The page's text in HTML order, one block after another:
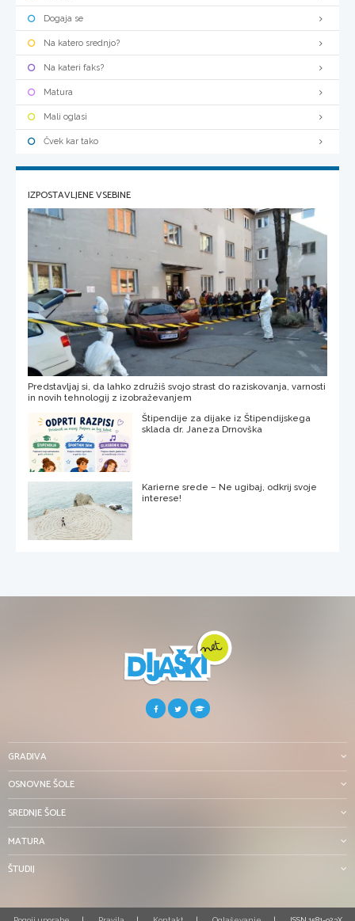
Dogaja se
Na katero srednjo?
Na kateri faks?
Matura
Mali oglasi
Čvek kar tako
IZPOSTAVLJENE VSEBINE
Predstavljaj si, da lahko združiš svojo strast do raziskovanja, varnosti
in novih tehnologij z izobraževanjem
Štipendije za dijake iz Štipendijskega
sklada dr. Janeza Drnovška
Karierne srede – Ne ugibaj, odkrij svoje
interese!
GRADIVA
OSNOVNE ŠOLE
SREDNJE ŠOLE
MATURA
ŠTUDIJ